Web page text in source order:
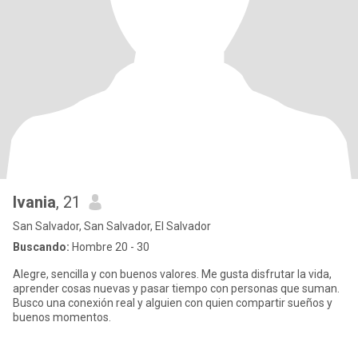
Ivania, 21
San Salvador, San Salvador, El Salvador
Buscando: Hombre 20 - 30
Alegre, sencilla y con buenos valores. Me gusta disfrutar la vida,
aprender cosas nuevas y pasar tiempo con personas que suman.
Busco una conexión real y alguien con quien compartir sueños y
buenos momentos.